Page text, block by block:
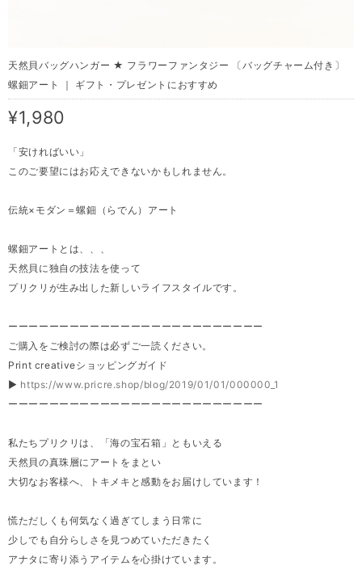
天然貝バッグハンガー ★ フラワーファンタジー 〔バッグチャーム付き〕
螺鈿アート ｜ ギフト・プレゼントにおすすめ
¥1,980
「安ければいい」
このご要望にはお応えできないかもしれません。
伝統×モダン＝螺鈿（らでん）アート
螺鈿アートとは、、、
天然貝に独自の技法を使って
プリクリが生み出した新しいライフスタイルです。
ーーーーーーーーーーーーーーーーーーーーーーーーー
ご購入をご検討の際は必ずご一読ください。
Print creativeショッピングガイド
▶ https://www.pricre.shop/blog/2019/01/01/000000_1
ーーーーーーーーーーーーーーーーーーーーーーーーー
私たちプリクリは、「海の宝石箱」ともいえる
天然貝の真珠層にアートをまとい
大切なお客様へ、トキメキと感動をお届けしています！
慌ただしくも何気なく過ぎてしまう日常に
少しでも自分らしさを見つめていただきたく
アナタに寄り添うアイテムを心掛けています。